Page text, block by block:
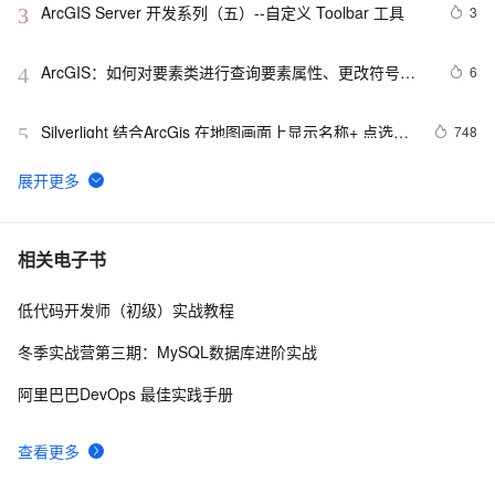
3 ArcGIS Server 开发系列（五）--自定义 Toolbar 工具 3
4 ArcGIS：如何对要素类进行查询要素属性、更改符号、
6
5 Silverlight 结合ArcGis 在地图画面上显示名称+ 点选图
748
6 ArcGIS API for Silverlight 查找点聚焦的一个注意点
7 ArcGIS 栅格数据已加载后的获取
8 [ ArcGIS Server技术版]如何得到本机上的所有的REST服
记
相关电子书
查看更多
低代码开发师（初级）实战教程
冬季实战营第三期：MySQL数据库进阶实战
阿里巴巴DevOps 最佳实践手册